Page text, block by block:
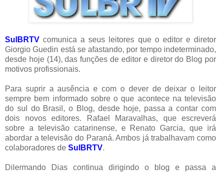
SulBRTV comunica a seus leitores que o editor e diretor
Giorgio Guedin está se afastando, por tempo indeterminado,
desde hoje (14), das funções de editor e diretor do Blog por
motivos profissionais.
Para suprir a ausência e com o dever de deixar o leitor
sempre bem informado sobre o que acontece na televisão
do sul do Brasil, o Blog, desde hoje, passa a contar com
dois novos editores. Rafael Maravalhas, que escreverá
sobre a televisão catarinense, e Renato Garcia, que irá
abordar a televisão do Paraná. Ambos já trabalhavam como
colaboradores de SulBRTV.
Dilermando Dias continua dirigindo o blog e passa a